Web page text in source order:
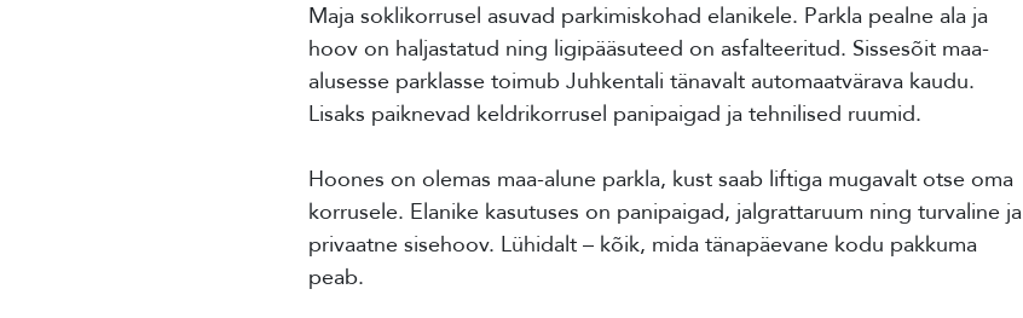
Maja soklikorrusel asuvad parkimiskohad elanikele. Parkla pealne ala ja
hoov on haljastatud ning ligipääsuteed on asfalteeritud. Sissesõit maa-
alusesse parklasse toimub Juhkentali tänavalt automaatvärava kaudu.
Lisaks paiknevad keldrikorrusel panipaigad ja tehnilised ruumid.
Hoones on olemas maa-alune parkla, kust saab liftiga mugavalt otse oma
korrusele. Elanike kasutuses on panipaigad, jalgrattaruum ning turvaline ja
privaatne sisehoov. Lühidalt – kõik, mida tänapäevane kodu pakkuma
peab.